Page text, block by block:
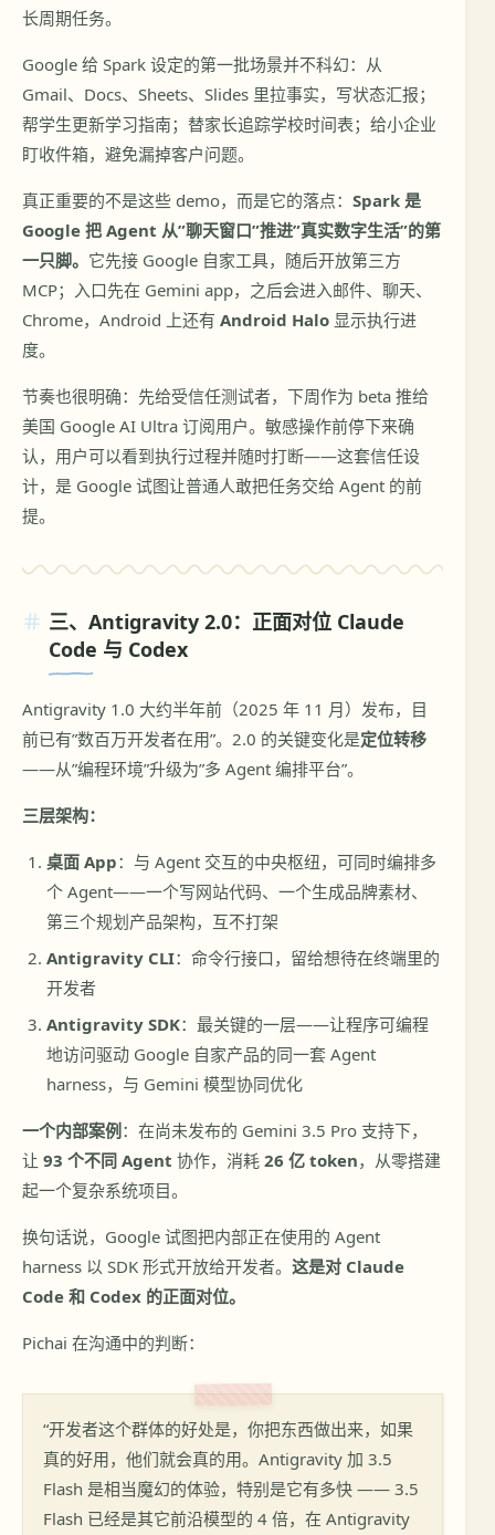
长周期任务。
Google 给 Spark 设定的第一批场景并不科幻：从
Gmail、Docs、Sheets、Slides 里拉事实，写状态汇报；
帮学生更新学习指南；替家长追踪学校时间表；给小企业
盯收件箱，避免漏掉客户问题。
真正重要的不是这些 demo，而是它的落点： Spark 是
Google 把 Agent 从”聊天窗口”推进”真实数字生活”的第
一只脚。 它先接 Google 自家工具，随后开放第三方
MCP；入口先在 Gemini app，之后会进入邮件、聊天、
Chrome，Android 上还有 Android Halo 显示执行进
度。
节奏也很明确：先给受信任测试者，下周作为 beta 推给
美国 Google AI Ultra 订阅用户。敏感操作前停下来确
认，用户可以看到执行过程并随时打断——这套信任设
计，是 Google 试图让普通人敢把任务交给 Agent 的前
提。
三、Antigravity 2.0：正面对位 Claude
Code 与 Codex
Antigravity 1.0 大约半年前（2025 年 11 月）发布，目
前已有”数百万开发者在用”。2.0 的关键变化是定位转移
——从”编程环境”升级为”多 Agent 编排平台”。
三层架构：
桌面 App：与 Agent 交互的中央枢纽，可同时编排多
个 Agent——一个写网站代码、一个生成品牌素材、
第三个规划产品架构，互不打架
Antigravity CLI：命令行接口，留给想待在终端里的
开发者
Antigravity SDK：最关键的一层——让程序可编程
地访问驱动 Google 自家产品的同一套 Agent
harness，与 Gemini 模型协同优化
一个内部案例：在尚未发布的 Gemini 3.5 Pro 支持下，
让 93 个不同 Agent 协作，消耗 26 亿 token，从零搭建
起一个复杂系统项目。
换句话说，Google 试图把内部正在使用的 Agent
harness 以 SDK 形式开放给开发者。 这是对 Claude
Code 和 Codex 的正面对位。
Pichai 在沟通中的判断：
“开发者这个群体的好处是，你把东西做出来，如果
真的好用，他们就会真的用。Antigravity 加 3.5
Flash 是相当魔幻的体验，特别是它有多快 —— 3.5
Flash 已经是其它前沿模型的 4 倍，在 Antigravity